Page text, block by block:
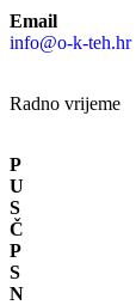
Email
info@o-k-teh.hr
Radno vrijeme
P
U
S
Č
P
S
N